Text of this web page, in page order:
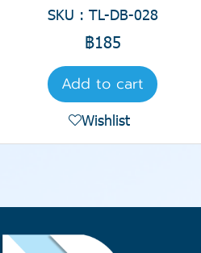
SKU : TL-DB-028
฿185
Add to cart
Wishlist